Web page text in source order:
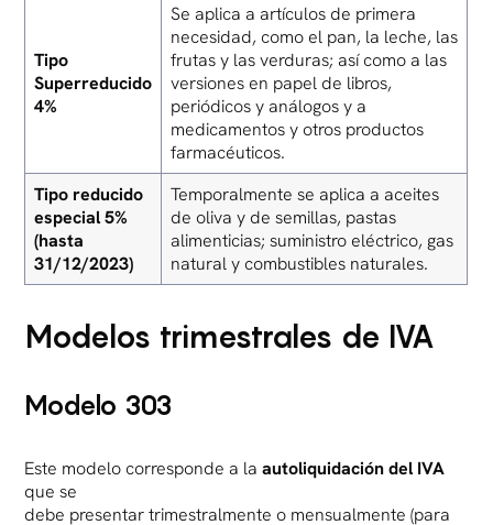
Tipo
Superreducido
4%
Se aplica a artículos de primera
necesidad, como el pan, la leche, las
frutas y las verduras; así como a las
versiones en papel de libros,
periódicos y análogos y a
medicamentos y otros productos
farmacéuticos.
Tipo reducido
especial 5%
(hasta
31/12/2023)
Temporalmente se aplica a aceites
de oliva y de semillas, pastas
alimenticias; suministro eléctrico, gas
natural y combustibles naturales.
Modelos trimestrales de IVA
Modelo 303
Este modelo corresponde a laautoliquidación del IVA
que se
debe presentar trimestralmente o mensualmente (para